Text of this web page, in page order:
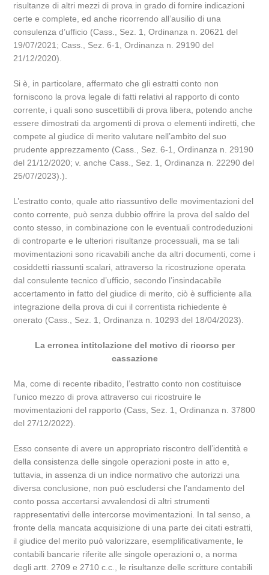
risultanze di altri mezzi di prova in grado di fornire indicazioni
certe e complete, ed anche ricorrendo all’ausilio di una
consulenza d’ufficio (Cass., Sez. 1, Ordinanza n. 20621 del
19/07/2021; Cass., Sez. 6-1, Ordinanza n. 29190 del
21/12/2020).
Si è, in particolare, affermato che gli estratti conto non
forniscono la prova legale di fatti relativi al rapporto di conto
corrente, i quali sono suscettibili di prova libera, potendo anche
essere dimostrati da argomenti di prova o elementi indiretti, che
compete al giudice di merito valutare nell’ambito del suo
prudente apprezzamento (Cass., Sez. 6-1, Ordinanza n. 29190
del 21/12/2020; v. anche Cass., Sez. 1, Ordinanza n. 22290 del
25/07/2023).).
L’estratto conto, quale atto riassuntivo delle movimentazioni del
conto corrente, può senza dubbio offrire la prova del saldo del
conto stesso, in combinazione con le eventuali controdeduzioni
di controparte e le ulteriori risultanze processuali, ma se tali
movimentazioni sono ricavabili anche da altri documenti, come i
cosiddetti riassunti scalari, attraverso la ricostruzione operata
dal consulente tecnico d’ufficio, secondo l’insindacabile
accertamento in fatto del giudice di merito, ciò è sufficiente alla
integrazione della prova di cui il correntista richiedente è
onerato (Cass., Sez. 1, Ordinanza n. 10293 del 18/04/2023).
La erronea intitolazione del motivo di ricorso per
cassazione
Ma, come di recente ribadito, l’estratto conto non costituisce
l’unico mezzo di prova attraverso cui ricostruire le
movimentazioni del rapporto (Cass, Sez. 1, Ordinanza n. 37800
del 27/12/2022).
Esso consente di avere un appropriato riscontro dell’identità e
della consistenza delle singole operazioni poste in atto e,
tuttavia, in assenza di un indice normativo che autorizzi una
diversa conclusione, non può escludersi che l’andamento del
conto possa accertarsi avvalendosi di altri strumenti
rappresentativi delle intercorse movimentazioni. In tal senso, a
fronte della mancata acquisizione di una parte dei citati estratti,
il giudice del merito può valorizzare, esemplificativamente, le
contabili bancarie riferite alle singole operazioni o, a norma
degli artt. 2709 e 2710 c.c., le risultanze delle scritture contabili